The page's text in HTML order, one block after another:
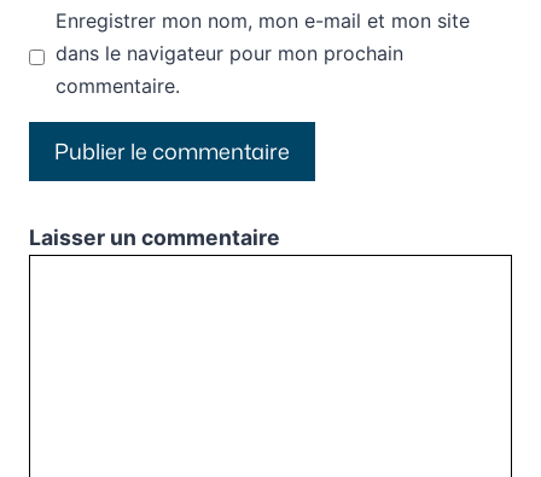
Enregistrer mon nom, mon e-mail et mon site
dans le navigateur pour mon prochain
commentaire.
Laisser un commentaire